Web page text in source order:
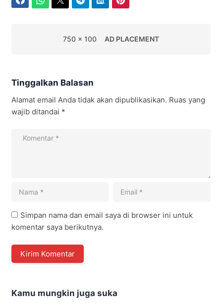
750 x 100 AD PLACEMENT
Tinggalkan Balasan
Alamat email Anda tidak akan dipublikasikan. Ruas yang
wajib ditandai *
Simpan nama dan email saya di browser ini untuk
komentar saya berikutnya.
Kamu mungkin juga suka